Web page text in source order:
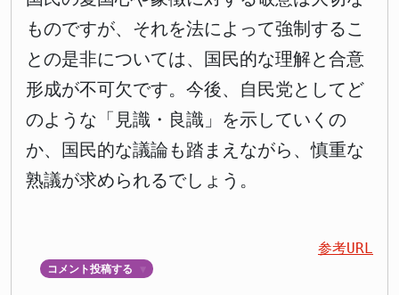
ものですが、それを法によって強制するこ
との是非については、国民的な理解と合意
形成が不可欠です。今後、自民党としてど
のような「見識・良識」を示していくの
か、国民的な議論も踏まえながら、慎重な
熟議が求められるでしょう。
参考URL
コメント投稿する ▼